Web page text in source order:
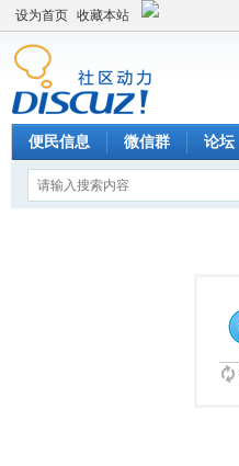
设为首页 收藏本站
便民信息 微信群 论坛